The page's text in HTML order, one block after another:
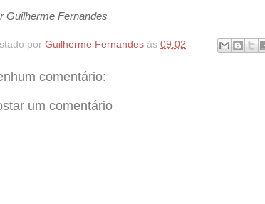
Guilherme Fernandes
por Guilherme Fernandes às 09:02
comentário:
um comentário